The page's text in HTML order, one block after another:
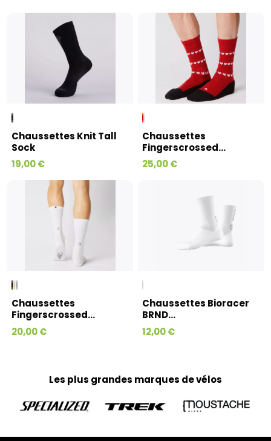
Chaussettes Knit Tall
Sock
19,00 €
Chaussettes
Fingerscrossed...
25,00 €
Chaussettes
Fingerscrossed...
20,00 €
Chaussettes Bioracer
BRND...
12,00 €
Les plus grandes marques de vélos